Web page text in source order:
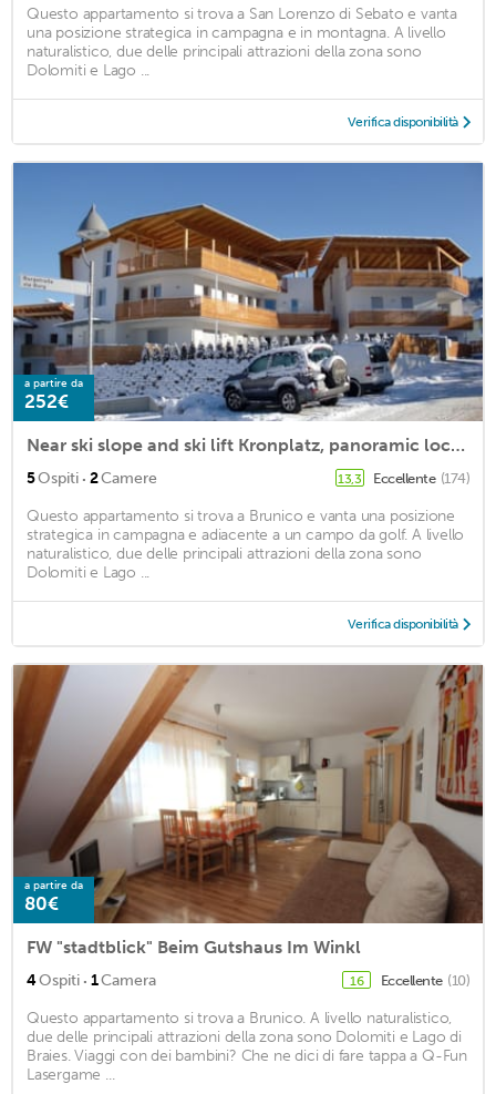
Questo appartamento si trova a San Lorenzo di Sebato e vanta
una posizione strategica in campagna e in montagna. A livello
naturalistico, due delle principali attrazioni della zona sono
Dolomiti e Lago ...
Verifica disponibilità
a partire da
252€
Near ski slope and ski lift Kronplatz, panoramic location, swimming pool Cron 4 & sauna
5Ospiti · 2Camere 13,3 Eccellente (174)
Questo appartamento si trova a Brunico e vanta una posizione
strategica in campagna e adiacente a un campo da golf. A livello
naturalistico, due delle principali attrazioni della zona sono
Dolomiti e Lago ...
Verifica disponibilità
a partire da
80€
FW "stadtblick" Beim Gutshaus Im Winkl
4Ospiti · 1Camera 16 Eccellente (10)
Questo appartamento si trova a Brunico. A livello naturalistico,
due delle principali attrazioni della zona sono Dolomiti e Lago di
Braies. Viaggi con dei bambini? Che ne dici di fare tappa a Q-Fun
Lasergame ...